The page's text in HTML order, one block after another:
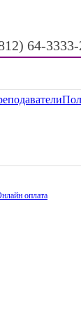
64-3333-
оплата